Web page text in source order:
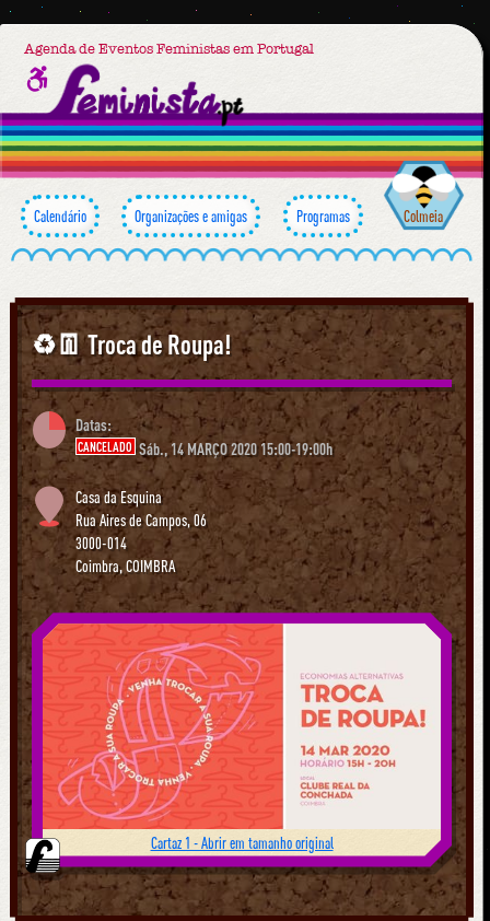
Agenda de Eventos Feministas em Portugal
Calendário Organizações e amigas Programas Colmeia
♻️👖 Troca de Roupa!
Datas:
CANCELADO Sáb., 14 MARÇO 2020 15:00-19:00h
Casa da Esquina
Rua Aires de Campos, 06
3000-014
Coimbra,COIMBRA
Cartaz 1 - Abrir em tamanho original